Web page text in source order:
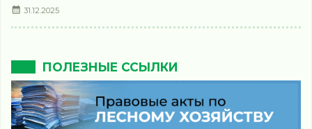
31.12.2025
ПОЛЕЗНЫЕ ССЫЛКИ